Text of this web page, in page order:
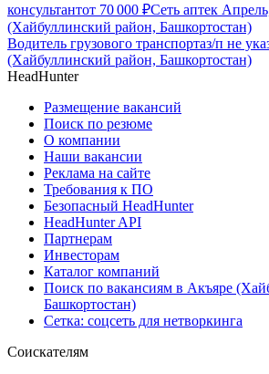
консультантот 70 000 ₽Сеть аптек
(Хайбуллинский район, Башкортостан)
Водитель грузового транспортаз/п не
(Хайбуллинский район, Башкортостан)
HeadHunter
Размещение вакансий
Поиск по резюме
О компании
Наши вакансии
Реклама на сайте
Требования к ПО
Безопасный HeadHunter
HeadHunter API
Партнерам
Инвесторам
Каталог компаний
Поиск по вакансиям в Акъяре
Башкортостан)
Сетка: соцсеть для нетворкинга
Соискателям